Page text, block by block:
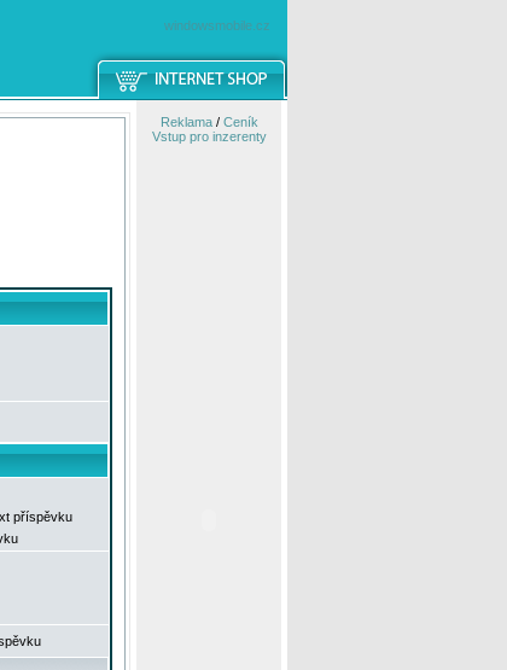
windowsmobile.cz
příspěvku
Reklama/ Ceník
Vstup pro inzerenty